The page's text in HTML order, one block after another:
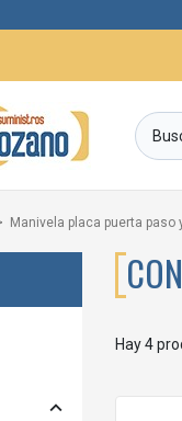
Manivela placa puerta paso

Hay 4